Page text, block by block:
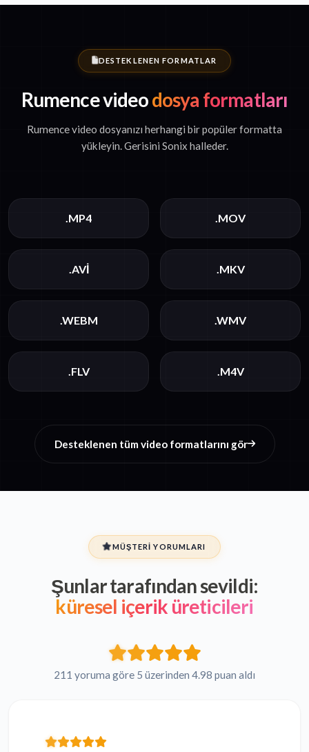
DESTEKLENEN FORMATLAR
Rumence videodosya formatları
Rumence video dosyanızı herhangi bir popüler formatta
yükleyin. Gerisini Sonix halleder.
.MP4 .MOV
.AVI .MKV
.WEBM .WMV
.FLV .M4V
Desteklenen tüm video formatlarını gör
MÜŞTERI YORUMLARI
Şunlar tarafından sevildi:
küresel içerik üreticileri
211 yoruma göre 5 üzerinden 4.98 puan aldı